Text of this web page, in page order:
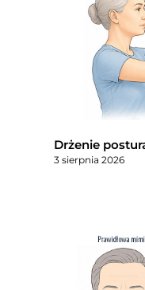
Drżenie
3 sierpnia 2026